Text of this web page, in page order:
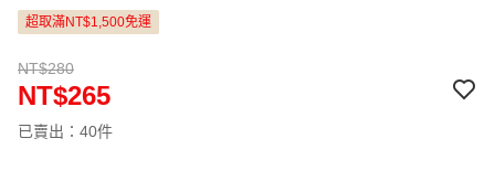
超取滿NT$1,500免運
NT$280
NT$265
已賣出：40件